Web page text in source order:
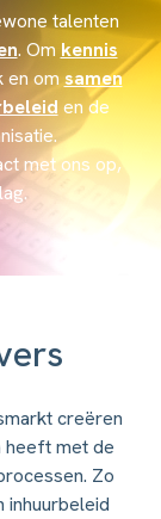
talenten
. Om kennis
en omsamen
en de
met ons op,
creëren
heeft met de
Zo
inhuurbeleid